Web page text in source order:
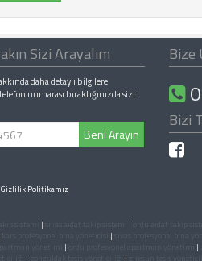
Sizi Arayalım
daha detaylı bilgilere
numarası bıraktığınızda sizi
Beni Arayın
Bize
0
Bizi
Gizlilik Politikamız
| |
|
| |
| |